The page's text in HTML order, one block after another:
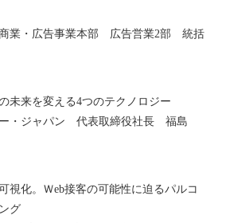
業・広告事業本部 広告営業2部 統括
未来を変える4つのテクノロジー
ー・ジャパン 代表取締役社長 福島
視化。Ｗeb接客の可能性に迫るパルコ
グ